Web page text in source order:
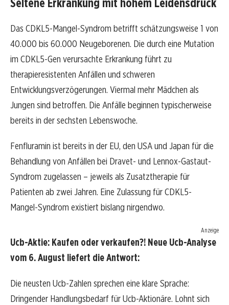
Seltene Erkrankung mit hohem Leidensdruck
Das CDKL5-Mangel-Syndrom betrifft schätzungsweise 1 von
40.000 bis 60.000 Neugeborenen. Die durch eine Mutation
im CDKL5-Gen verursachte Erkrankung führt zu
therapieresistenten Anfällen und schweren
Entwicklungsverzögerungen. Viermal mehr Mädchen als
Jungen sind betroffen. Die Anfälle beginnen typischerweise
bereits in der sechsten Lebenswoche.
Fenfluramin ist bereits in der EU, den USA und Japan für die
Behandlung von Anfällen bei Dravet- und Lennox-Gastaut-
Syndrom zugelassen – jeweils als Zusatztherapie für
Patienten ab zwei Jahren. Eine Zulassung für CDKL5-
Mangel-Syndrom existiert bislang nirgendwo.
Anzeige
Ucb-Aktie: Kaufen oder verkaufen?! Neue Ucb-Analyse
vom 6. August liefert die Antwort:
Die neusten Ucb-Zahlen sprechen eine klare Sprache:
Dringender Handlungsbedarf für Ucb-Aktionäre. Lohnt sich